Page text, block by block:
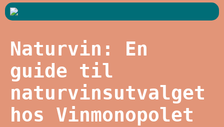
Naturvin: En
guide til
naturvinsutvalget
hos Vinmonopolet